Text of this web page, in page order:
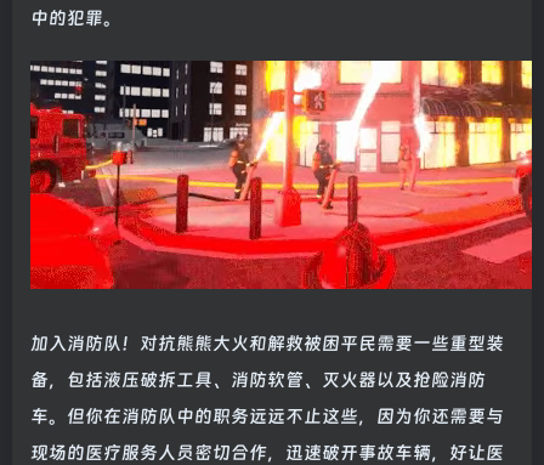
中的犯罪。
加入消防队！对抗熊熊大火和解救被困平民需要一些重型装
备，包括液压破拆工具、消防软管、灭火器以及抢险消防
车。但你在消防队中的职务远远不止这些，因为你还需要与
现场的医疗服务人员密切合作，迅速破开事故车辆，好让医